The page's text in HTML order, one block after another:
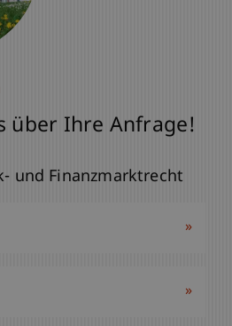
über Ihre Anfrage!
und Finanzmarktrecht
»
»